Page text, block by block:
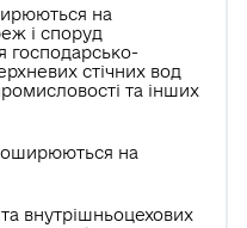
на
і споруд
господарсько-
стічних вод
та інших
на
внутрішньоцехових